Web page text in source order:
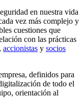
en nuestra vida
vez más complejo y
cuestiones que
con las prácticas
accionistas y socios
definidos para
de todo el
orientación al